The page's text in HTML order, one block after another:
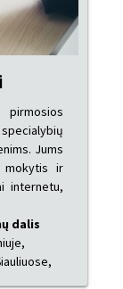
Jums
mokytis ir
internetu,
dalis